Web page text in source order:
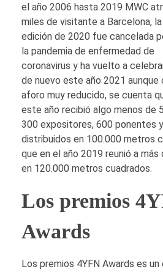
el año 2006 hasta 2019 MWC
miles de visitante a Barcelona, la
edición de 2020 fue cancelada
la pandemia de enfermedad de
coronavirus y ha vuelto a
de nuevo este año 2021 aunque
aforo muy reducido, se cuenta
este año recibió algo menos de
300 expositores, 600 ponentes
distribuidos en 100.000 metros
que en el año 2019 reunió a
en 120.000 metros cuadrados.
Los premios
Awards
Los premios 4YFN Awards es